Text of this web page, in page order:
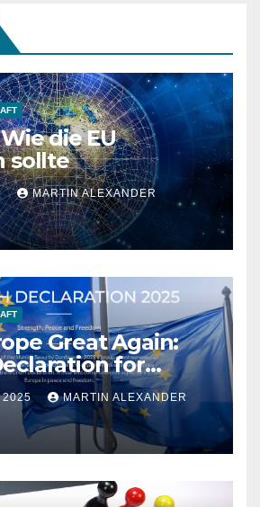
die EU
sollte
MARTIN ALEXANDER
Great Again:
for
and
2025 MARTIN ALEXANDER